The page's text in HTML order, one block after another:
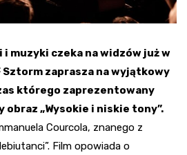
i muzyki czeka na widzów już w
Sztorm zaprasza na wyjątkowy
którego zaprezentowany
„Wysokie i niskie tony”.
Courcola, znanego z
Film opowiada o